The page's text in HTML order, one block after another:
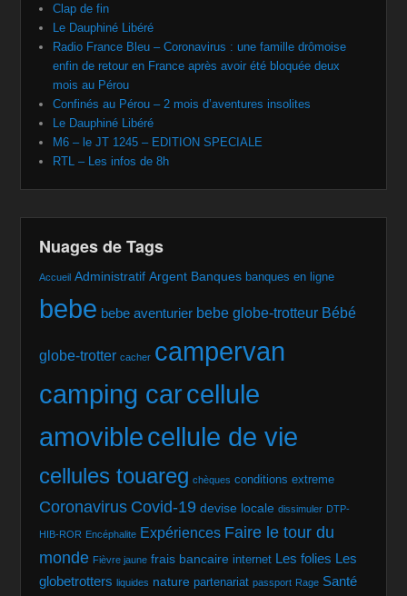
Clap de fin
Le Dauphiné Libéré
Radio France Bleu – Coronavirus : une famille drômoise
enfin de retour en France après avoir été bloquée deux
mois au Pérou
Confinés au Pérou – 2 mois d’aventures insolites
Le Dauphiné Libéré
M6 – le JT 1245 – EDITION SPECIALE
RTL – Les infos de 8h
Nuages de Tags
Accueil Administratif Argent Banques banques en ligne
bebe bebe aventurier bebe globe-trotteur Bébé
globe-trotter cacher campervan
camping carcellule
amoviblecellule de vie
cellules touareg chèques conditions extreme
Coronavirus Covid-19 devise locale dissimuler DTP-
HIB-ROR Encéphalite Expériences Faire le tour du
monde Fièvre jaune frais bancaire internet Les folies Les
globetrotters liquides nature partenariat passport Rage Santé